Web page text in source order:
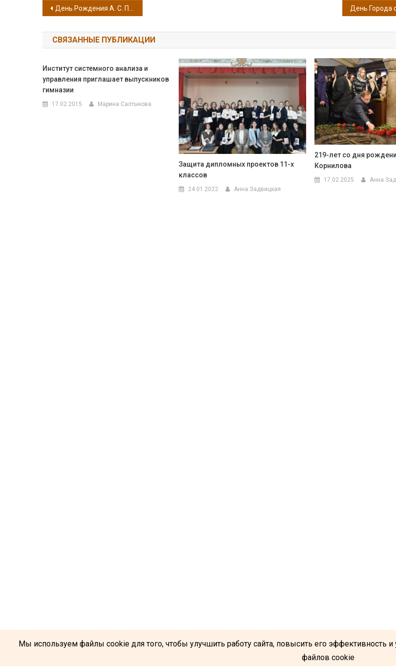
Навигация по записям
День Рождения А. С. Пушкина
СВЯЗАННЫЕ ПУБЛИКАЦИИ
Институт системного анализа и
управления приглашает выпускников
гимназии
17.02.2015 Марина Салтыкова
Защита дипломных проектов 11-х
классов
24.01.2022 Анна Задвицкая
219-лет со дня
Корнилова
17.02.2025 Анна
Мы используем файлы cookie для того, чтобы улучшить работу сайта, повысить его эффективность
файлов cookie